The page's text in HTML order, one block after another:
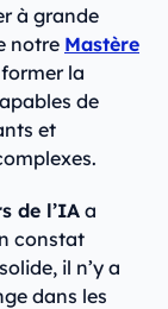
à grande
notre Mastère
la
de
et
de l’IA a
constat
il n’y a
dans les